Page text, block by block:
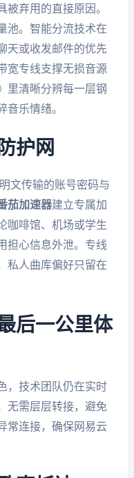
弃用的直接原因。
池。智能分流技术在
天或收发邮件的优先
宽专线支撑无损音源
里清晰分辨每一层钢
音乐情绪。
护网
文传输的账号密码与
茄加速器建立专属加
咖啡馆、机场或学生
担心信息外泄。专线
私人曲库偏好只留在
后一公里体
，技术团队仍在实时
无需层层转接，避免
常连接，确保网易云